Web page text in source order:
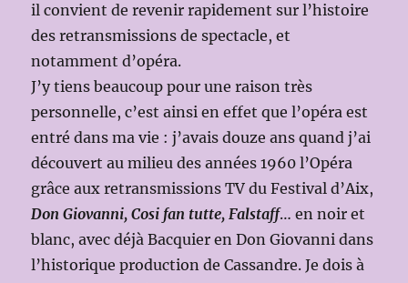
il convient de revenir rapidement sur l’histoire
des retransmissions de spectacle, et
notamment d’opéra.
J’y tiens beaucoup pour une raison très
personnelle, c’est ainsi en effet que l’opéra est
entré dans ma vie : j’avais douze ans quand j’ai
découvert au milieu des années 1960 l’Opéra
grâce aux retransmissions TV du Festival d’Aix,
Don Giovanni, Cosi fan tutte, Falstaff… en noir et
blanc, avec déjà Bacquier en Don Giovanni dans
l’historique production de Cassandre. Je dois à